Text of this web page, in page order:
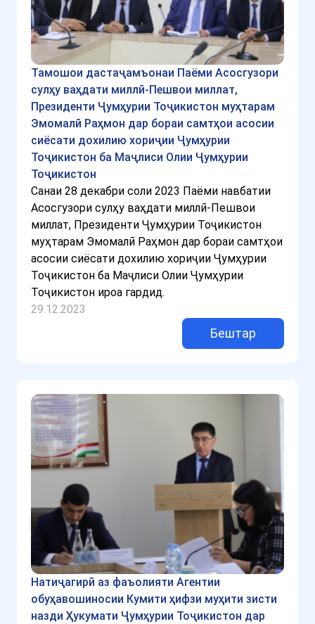
Тамошои дастаҷамъонаи Паёми Асосгузори
сулҳу ваҳдати миллӣ-Пешвои миллат,
Президенти Ҷумҳурии Тоҷикистон муҳтарам
Эмомалӣ Раҳмон дар бораи самтҳои асосии
сиёсати дохилию хориҷии Ҷумҳурии
Тоҷикистон ба Маҷлиси Олии Ҷумҳурии
Тоҷикистон
Санаи 28 декабри соли 2023 Паёми навбатии
Асосгузори сулҳу ваҳдати миллӣ-Пешвои
миллат, Президенти Ҷумҳурии Тоҷикистон
муҳтарам Эмомалӣ Раҳмон дар бораи самтҳои
асосии сиёсати дохилию хориҷии Ҷумҳурии
Тоҷикистон ба Маҷлиси Олии Ҷумҳурии
Тоҷикистон ироа гардид.
29.12.2023
Бештар
Натиҷагирӣ аз фаъолияти Агентии
обуҳавошиносии Кумити ҳифзи муҳити зисти
назди Ҳукумати Ҷумҳурии Тоҷикистон дар